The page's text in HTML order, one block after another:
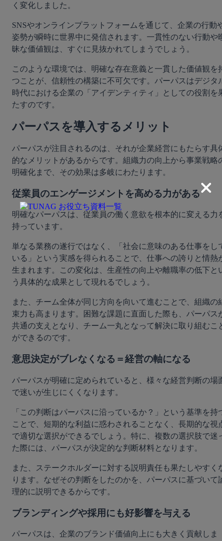
く変化しました。
SNSやオンラインプラットフォームを通じて、企業の行動
姿勢が瞬時に世界中に発信されます。一貫性のない行動や
昧な価値観は、すぐに見抜かれてしまうでしょう。
このような環境では、明確な存在意義と一貫した価値観を
つことが、信頼性の構築に不可欠です。パーパスはデジタ
時代における企業の「アイデンティティ」としての役割を
たすのです。
パーパスを導入するメリット
パーパスが注目されるのは、それが企業経営にもたらす具
的なメリットがあるからです。組織力の向上から事業戦略
明確化まで、その効果は多岐にわたります。
従業員のエンゲージメントを高める力がある
明確なパーパスは、従業員の働く意欲を根本的に変える力
持っています。
単なる業務の遂行ではなく、「社会に意味のある仕事をし
いる」という実感を得られることで、仕事への誇りと情熱
生まれます。この変化は、生産性の向上や離職率の低下と
う具体的な成果として現れるでしょう。
また、チーム全体が同じ方向を向いて進むことで、組織の
束力も高まります。困難な課題に直面した際も、パーパス
共通の支えとなり、チーム一丸となって解決に取り組むこ
ができるのです。
意思決定がブレなくなる＝経営の軸になる
パーパスが明確に定められていると、様々な経営判断の場
で迷いが生じにくくなります。
「この判断はパーパスに沿っているか？」という基準を持
ことで、短期的な利益に惑わされることなく、長期的な視
で適切な選択ができるでしょう。特に、複数の選択肢で迷
た際には、パーパスが決定的な判断材料となります。
また、ステークホルダーに対する説明責任も果たしやすく
ります。なぜその判断をしたのかを、パーパスに基づいて
理的に説明できるからです。
ブランディングや採用にも好影響を与える
パーパスは、企業のブランド価値向上にも大きく貢献しま